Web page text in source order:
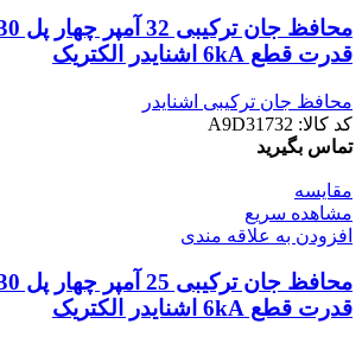
قدرت قطع 6kA اشنایدر الکتریک
محافظ جان ترکیبی اشنایدر
کد کالا: A9D31732
تماس بگیرید
مقایسه
مشاهده سریع
افزودن به علاقه مندی
قدرت قطع 6kA اشنایدر الکتریک